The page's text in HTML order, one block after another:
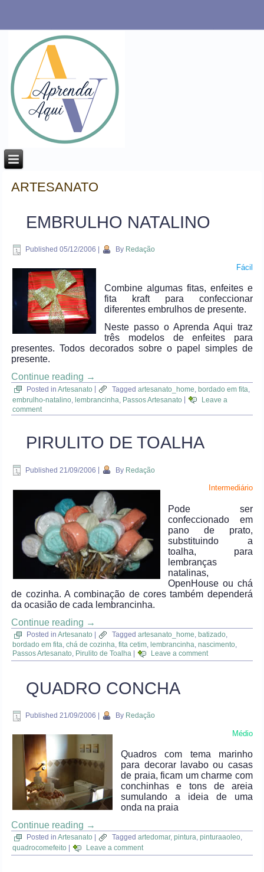
ARTESANATO
EMBRULHO NATALINO
Published 05/12/2006 By Redação
Fácil
Combine algumas fitas, enfeites e
fita kraft para confeccionar
diferentes embrulhos de presente.
Neste passo o Aprenda Aqui traz
três modelos de enfeites para
presentes. Todos decorados sobre o papel simples de
presente.
Continue reading →
Posted in Artesanato Tagged artesanato_home ,bordado em fita
embrulho-natalino ,lembrancinha Passos Artesanato
Leave a
comment
PIRULITO DE TOALHA
Published 21/09/2006 By Redação
Intermediário
Pode ser
confeccionado em
pano de prato,
substituindo a
toalha, para
lembranças
natalinas,
OpenHouse ou chá
de cozinha. A combinação de cores também dependerá
da ocasião de cada lembrancinha.
Continue reading →
Posted in Artesanato | Tagged artesanato_home,batizado,
bordado em fita ,chá de cozinha ,fita cetim ,lembrancinha ,nascimento
Passos Artesanato, Pirulito de Toalha | Leave a comment
QUADRO CONCHA
Published 21/09/2006 | By Redação
Médio
Quadros com tema marinho
para decorar lavabo ou casas
de praia, ficam um charme com
conchinhas e tons de areia
sumulando a ideia de uma
onda na praia
Continue reading →
Posted in Artesanato Tagged artedomar,pintura,pinturaaoleo,
quadrocomefeito
Leave a comment